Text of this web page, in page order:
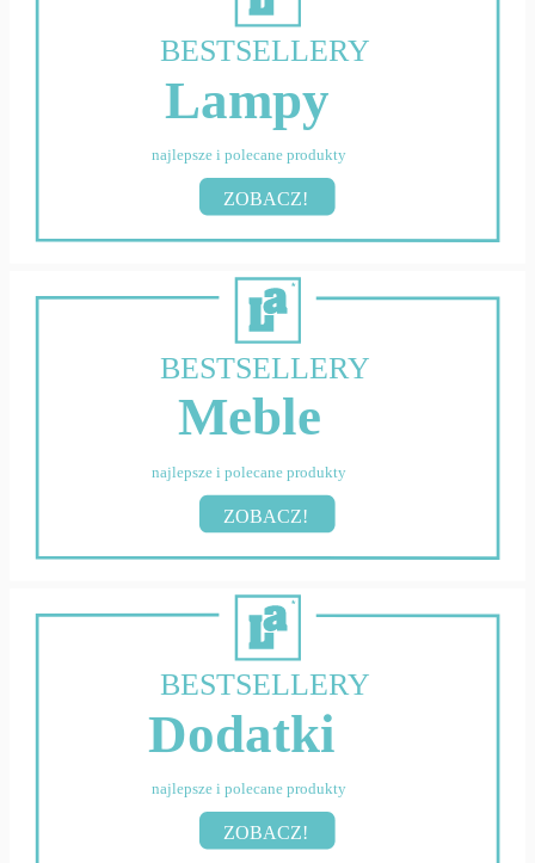
BESTSELLERY
Lampy
najlepsze i polecane produkty
ZOBACZ!
BESTSELLERY
Meble
najlepsze i polecane produkty
ZOBACZ!
BESTSELLERY
Dodatki
najlepsze i polecane produkty
ZOBACZ!